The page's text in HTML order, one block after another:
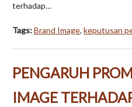
terhadap…
Tags:Brand Image, keputusan
PENGARUH
IMAGE